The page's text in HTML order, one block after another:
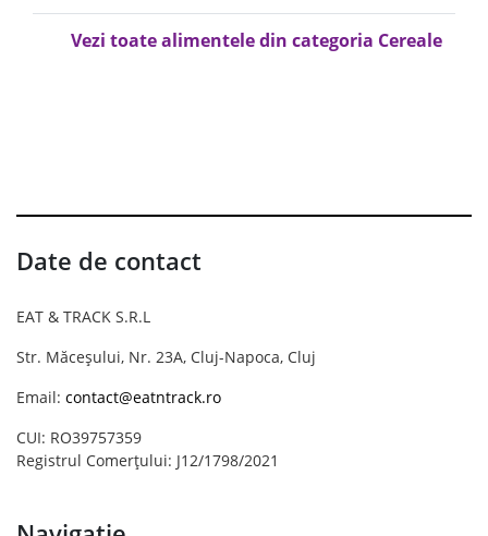
Vezi toate alimentele din categoria Cereale
Date de contact
EAT & TRACK S.R.L
Str. Măceșului, Nr. 23A, Cluj-Napoca, Cluj
Email: contact@eatntrack.ro
CUI: RO39757359
Registrul Comerțului: J12/1798/2021